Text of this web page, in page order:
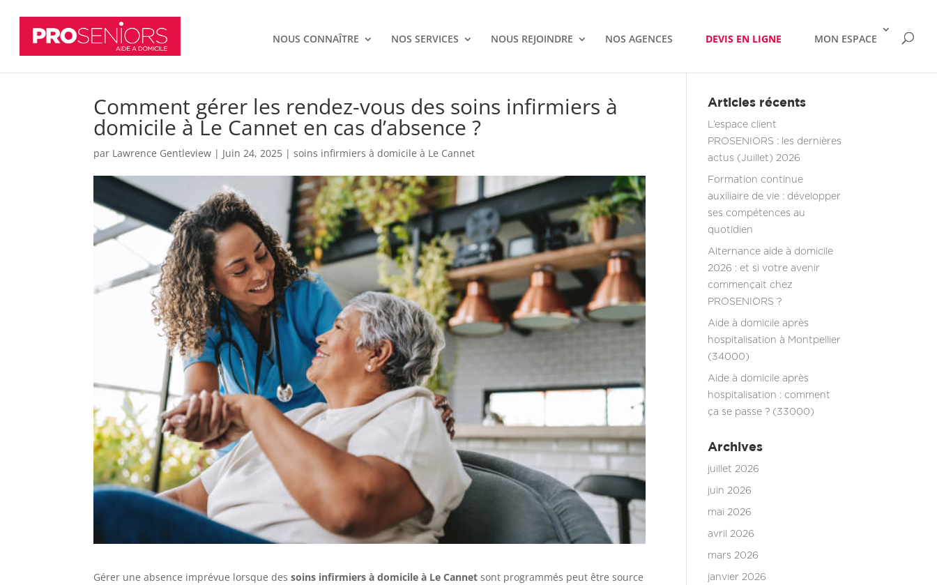
NOUS CONNAÎTRE NOS SERVICES NOUS REJOINDRE NOS AGENCES DEVIS EN LIGNE MON ESPACE
Comment gérer les rendez-vous des soins infirmiers à
domicile à Le Cannet en cas d’absence ?
par Lawrence Gentleview | Juin 24, 2025 |soins infirmiers à domicile à Le Cannet
Gérer une absence imprévue lorsque dessoins infirmiers à domicile à Le Cannet sont programmés peut être source
Articles récents
L’espace client
PROSENIORS : les dernières
actus (Juillet) 2026
Formation continue
auxiliaire de vie : développer
ses compétences au
quotidien
Alternance aide à domicile
2026 : et si votre avenir
commençait chez
PROSENIORS ?
Aide à domicile après
hospitalisation à Montpellier
(34000)
Aide à domicile après
hospitalisation : comment
ça se passe ? (33000)
Archives
juillet 2026
juin 2026
mai 2026
avril 2026
mars 2026
janvier 2026